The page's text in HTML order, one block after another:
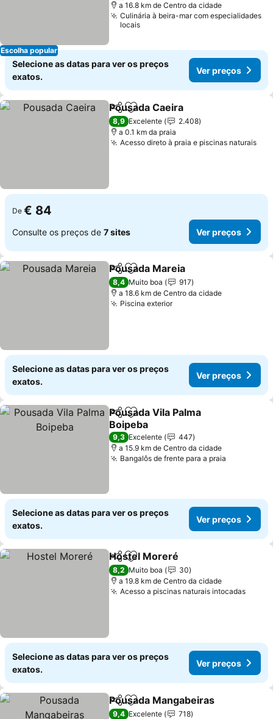
Escolha popular
a 16.8 km de Centro da cidade
Culinária à beira-mar com especialidades
locais
Selecione as datas para ver os preços
exatos.
Ver preços
PartilharAdicionar aos favoritos
Pousada Caeira
8,9 Excelente
2.408
a 0.1 km da praia
Acesso direto à praia e piscinas naturais
De € 84
Consulte os preços de 7 sites Ver preços
PartilharAdicionar aos favoritos
Pousada Mareia
8,4 Muito boa
917
a 18.6 km de Centro da cidade
Piscina exterior
Selecione as datas para ver os preços
exatos.
Ver preços
PartilharAdicionar aos favoritos
Pousada Vila Palma
Boipeba
9,3 Excelente
447
a 15.9 km de Centro da cidade
Bangalôs de frente para a praia
Selecione as datas para ver os preços
exatos.
Ver preços
PartilharAdicionar aos favoritos
Hostel Moreré
8,2 Muito boa
30
a 19.8 km de Centro da cidade
Acesso a piscinas naturais intocadas
Selecione as datas para ver os preços
exatos.
Ver preços
PartilharAdicionar aos favoritos
Pousada Mangabeiras
9,4 Excelente
718